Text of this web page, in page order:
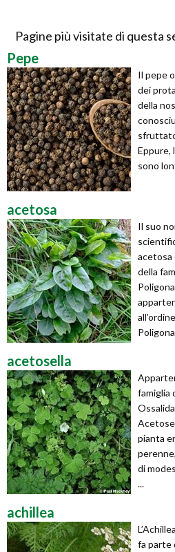
Pagine più visitate di questa
Pepe
Il pepe
dei
della
Eppure,
sono
acetosa
Il suo
acetosa
della
acetosella
famiglia
pianta
di
...
achillea
fa parte